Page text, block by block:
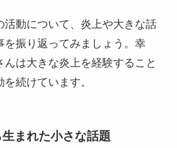
活動について、炎上や大きな話
を振り返ってみましょう。幸
んは大きな炎上を経験すること
続けています。
まれた小さな話題